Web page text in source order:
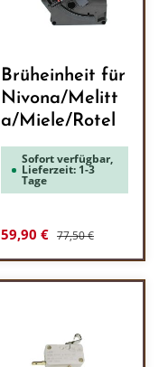
Brüheinheit für
Nivona/Melitt
a/Miele/Rotel
Sofort verfügbar,
Lieferzeit: 1-3
Tage
Verkaufspreis:
59,90 € Regulärer Preis:
77,50 €